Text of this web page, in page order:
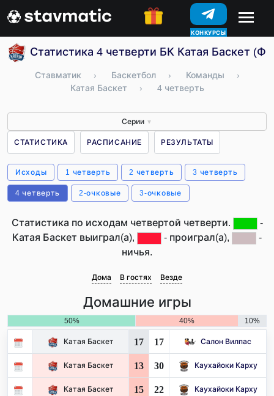
КОНКУРСЫ
Статистика 4 четверти БК Катая Баскет
Ставматик › Баскетбол › Команды
›
Катая Баскет
› 4 четверть
Серии ▼
СТАТИСТИКА РАСПИСАНИЕ РЕЗУЛЬТАТЫ
Исходы 1 четверть 2 четверть 3 четверть
4 четверть 2-очковые 3-очковые
Статистика по исходам четвертой четверти.
-
Катая Баскет выиграл(а),
- проиграл(а),
-
ничья.
Дома В гостях Везде
Домашние игры
50% 40% 10%
Катая Баскет 17 17 Салон Вилпас
Катая Баскет 13 30 Каухайоки Карху
Катая Баскет 15 22 Каухайоки Карху